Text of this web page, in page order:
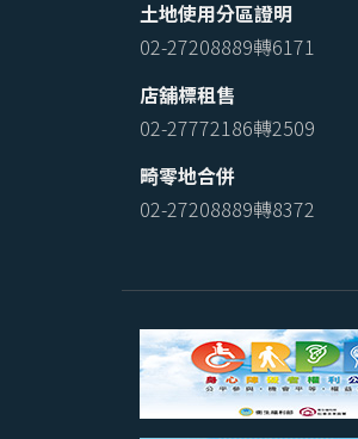
土地使用分區證明
02-27208889轉6171
店舖標租售
02-27772186轉2509
畸零地合併
02-27208889轉8372